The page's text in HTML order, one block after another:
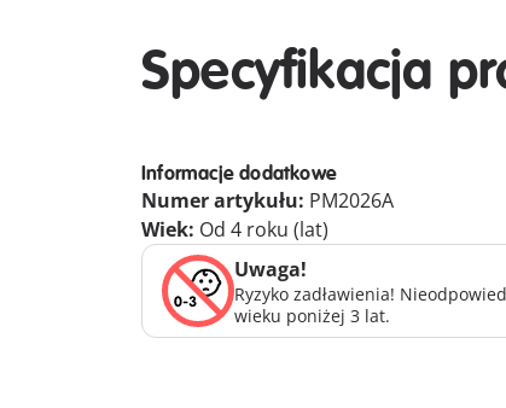
Specyfikacja
Informacje dodatkowe
Numer artykułu: PM2026A
Wiek: Od 4 roku (lat)
Uwaga!
Ryzyko zadławienia!
wieku poniżej 3 lat.